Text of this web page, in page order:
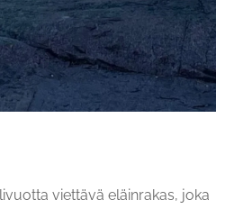
viettävä eläinrakas, joka